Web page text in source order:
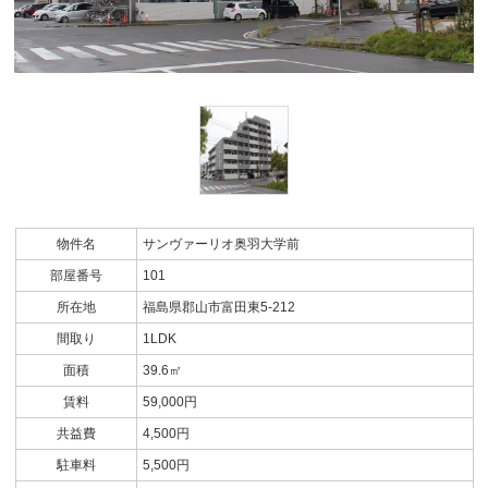
物件名 サンヴァーリオ奥羽大学前
部屋番号 101
所在地 福島県郡山市富田東5-212
間取り 1LDK
面積 39.6㎡
賃料 59,000円
共益費 4,500円
駐車料 5,500円